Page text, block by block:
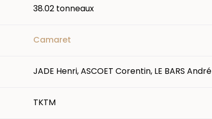
38.02 tonneaux
Camaret
JADE Henri, ASCOET Corentin, LE BARS André
TKTM